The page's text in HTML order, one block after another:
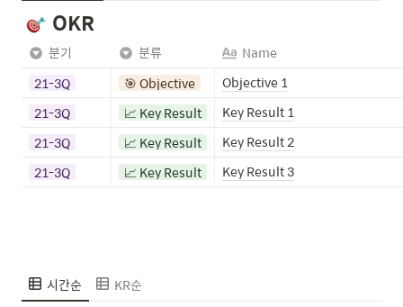
OKR
분기 분류
Name
21-3Q
🎯 Objective
Objective 1
21-3Q
📈 Key Result
Key Result 1
21-3Q
📈 Key Result
Key Result 2
21-3Q
📈 Key Result Key Result 3
시간순 KR순